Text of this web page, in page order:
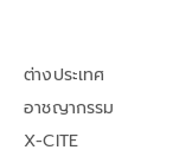
ต่างประเทศ
อาชญากรรม
X-CITE